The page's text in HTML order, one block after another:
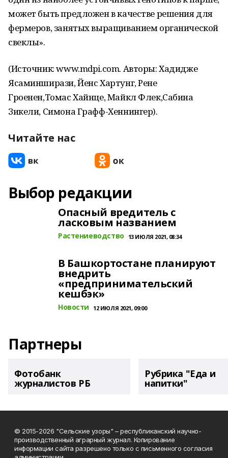
может быть предложен в качестве решения для
фермеров, занятых выращиванием органической
свеклы».
(Источник: www.mdpi.com. Авторы: Хадидже
Ясаминширази, Йенс Хартунг, Рене
Гроенен,Томас Хайнце, Майкл Флек,Сабина
Зикели, Симона Графф-Хеннингер).
Читайте нас
Выбор редакции
Опасный вредитель с
ласковым названием
Растениеводство 13 ИЮЛЯ 2021, 08:34
В Башкортостане планируют
внедрить
«предпринимательский
кешбэк»
Новости 12 ИЮЛЯ 2021, 09:00
Партнеры
Фотобанк
журналистов РБ
Рубрика "Еда и
напитки"
© 2015-2026 "Сельские узоры" – республиканский научно-
производственный аграрный журнал. Копирование
информации сайта разрешено только с письменного согласия